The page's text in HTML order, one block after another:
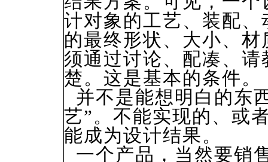
计对象的工艺、装配
的最终形状、大小、
须通过讨论、配凑、
楚。这是基本的条件。
并不是能想明白的东
艺”。不能实现的、或
能成为设计结果。
一个产品，当然要销